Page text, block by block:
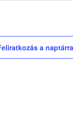
a naptárra